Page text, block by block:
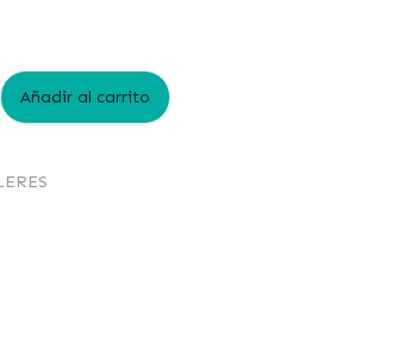
Añadir al carrito